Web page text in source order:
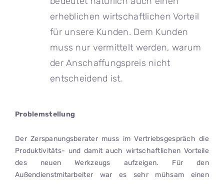
erheblichen wirtschaftlichen Vorteil
für unsere Kunden. Dem Kunden
muss nur vermittelt werden, warum
der Anschaffungspreis nicht
entscheidend ist.
Problemstellung
Der Zerspanungsberater muss im Vertriebsgespräch die
Produktivitäts- und damit auch wirtschaftlichen Vorteile
des neuen Werkzeugs aufzeigen. Für den
Außendienstmitarbeiter war es sehr mühsam einen